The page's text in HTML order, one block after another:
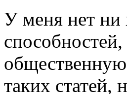
У меня нет ни
таких статей,